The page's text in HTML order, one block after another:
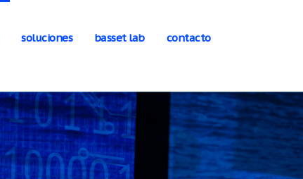
soluciones basset lab contacto